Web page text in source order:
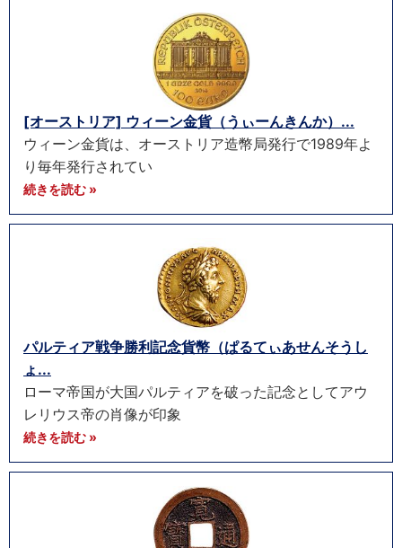
[オーストリア] ウィーン金貨（うぃーんきんか）...
ウィーン金貨は、オーストリア造幣局発行で1989年よ
り毎年発行されてい
続きを読む »
パルティア戦争勝利記念貨幣（ぱるてぃあせんそうし
ょ...
ローマ帝国が大国パルティアを破った記念としてアウ
レリウス帝の肖像が印象
続きを読む »